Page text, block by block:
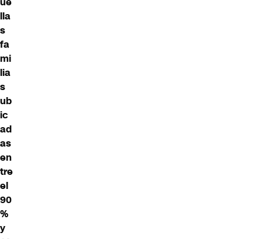
lla
s
fa
mi
lia
s
ub
ic
ad
as
en
tre
el
90
%
y